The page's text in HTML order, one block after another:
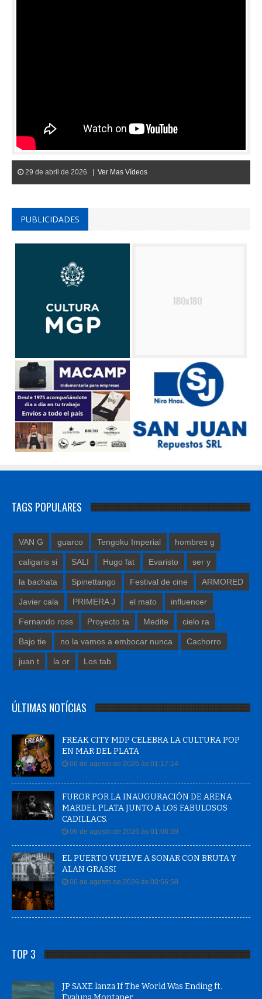
29 de abril de 2026 | Ver Mas Vídeos
PUBLICIDADES
TAGS POPULARES
VAN G guarco Tengoku Imperial hombres g
caligaris si SALI Hugo fat Evaristo ser y
la bachata Spinettango Festival de cine ARMORED
Javier cala PRIMERA J el mato influencer
Fernando ross Proyecto ta Medite cielo ra
Bajo tie no la vamos a embocar nunca Cachorro
juan t la or Los tab
ÚLTIMAS NOTÍCIAS
FREAK CITY MDP CELEBRA LA CULTURA POP
EN MAR DEL PLATA
06 de agosto de 2026 às 01:17:14
FUROR POR LA INAUGURACIÓN DE ARENA
MARDEL PLATA JUNTO A LOS FABULOSOS
CADILLACS.
06 de agosto de 2026 às 01:08:39
EL PUERTO VUELVE A SONAR CON BRUTA Y
ALAN GRASSI
06 de agosto de 2026 às 00:56:58
TOP 3
JP SAXE lanza If The World Was Ending ft.